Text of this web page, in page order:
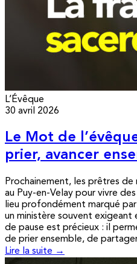
L’Évêque
30 avril 2026
Le Mot de
prier, avancer
Prochainement, les prêtres
au Puy-en-Velay pour vivre
lieu profondément marqué
un ministère souvent
de pause est précieux : il
de prier ensemble, de
Lire la suite →